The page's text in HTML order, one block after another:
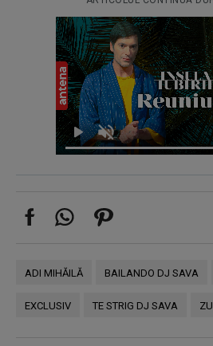
ADI MIHĂILĂ BAILANDO DJ SAVA
EXCLUSIV TE STRIG DJ SAVA